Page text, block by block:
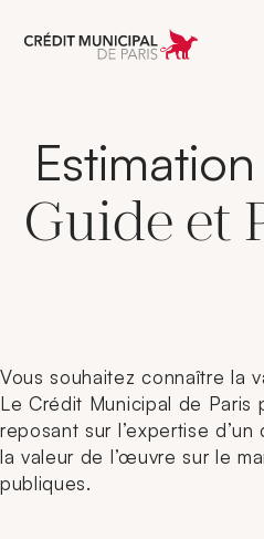
Aller
Guide et
Vous souhaitez connaître la
Le Crédit Municipal de Paris
reposant sur l’expertise
la valeur de l’œuvre sur le
publiques.